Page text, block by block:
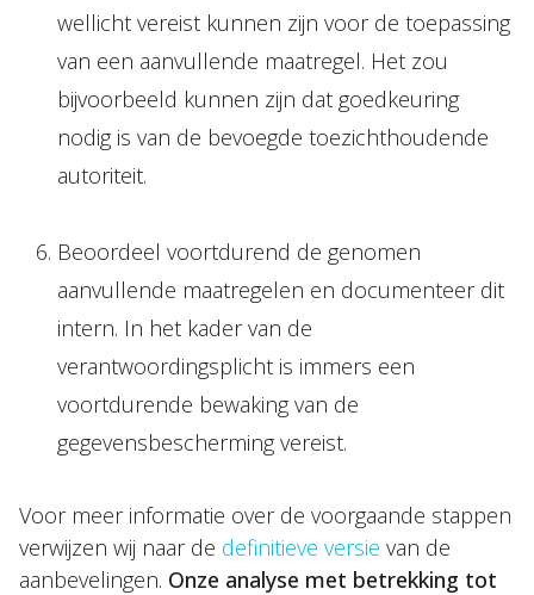
wellicht vereist kunnen zijn voor de toepassing
van een aanvullende maatregel. Het zou
bijvoorbeeld kunnen zijn dat goedkeuring
nodig is van de bevoegde toezichthoudende
autoriteit.
Beoordeel voortdurend de genomen
aanvullende maatregelen en documenteer dit
intern. In het kader van de
verantwoordingsplicht is immers een
voortdurende bewaking van de
gegevensbescherming vereist.
Voor meer informatie over de voorgaande stappen
verwijzen wij naar de definitieve versie van de
aanbevelingen. Onze analyse met betrekking tot